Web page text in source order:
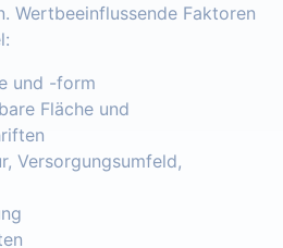
Wertbeeinflussende Faktoren
und -form
Fläche und
Versorgungsumfeld,